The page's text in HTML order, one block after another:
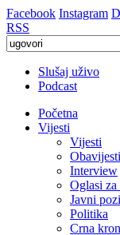
Facebook Instagram
RSS
Slušaj uživo
Podcast
Početna
Vijesti
Vijesti
Obavijesti
Interview
Oglasi za
Javni
Politika
Crna